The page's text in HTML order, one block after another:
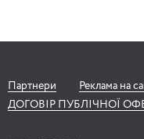
Партнери Реклама на
ДОГОВІР ПУБЛІЧНОЇ